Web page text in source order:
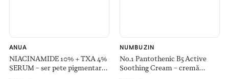
ANUA
NIACINAMIDE 10% + TXA 4%
SERUM – ser pete pigmentare
NUMBUZIN
No.1 Pantothenic B5 Active
Soothing Cream – cremă